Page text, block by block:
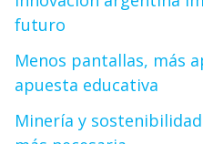
futuro
Menos pantallas, más
apuesta educativa
Minería y